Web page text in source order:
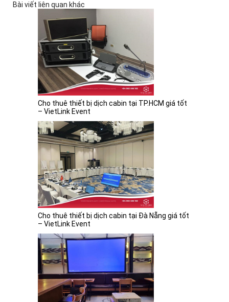
Bài viết liên quan khác
Cho thuê thiết bị dịch cabin tại TP.HCM giá tốt
– VietLink Event
Cho thuê thiết bị dịch cabin tại Đà Nẵng giá tốt
– VietLink Event